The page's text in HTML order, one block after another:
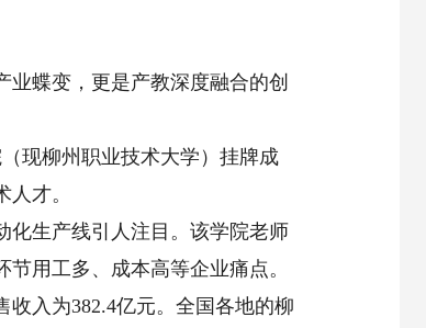
蝶变，更是产教深度融合的创
现柳州职业技术大学）挂牌成
才。
生产线引人注目。该学院老师
用工多、成本高等企业痛点。
入为382.4亿元。全国各地的柳